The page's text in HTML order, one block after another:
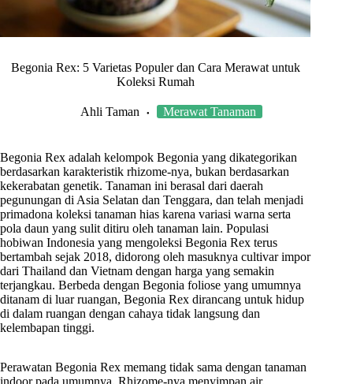
Begonia Rex: 5 Varietas Populer dan Cara Merawat untuk
Koleksi Rumah
Ahli Taman Merawat Tanaman
Begonia Rex adalah kelompok Begonia yang dikategorikan
berdasarkan karakteristik rhizome-nya, bukan berdasarkan
kekerabatan genetik. Tanaman ini berasal dari daerah
pegunungan di Asia Selatan dan Tenggara, dan telah menjadi
primadona koleksi tanaman hias karena variasi warna serta
pola daun yang sulit ditiru oleh tanaman lain. Populasi
hobiwan Indonesia yang mengoleksi Begonia Rex terus
bertambah sejak 2018, didorong oleh masuknya cultivar impor
dari Thailand dan Vietnam dengan harga yang semakin
terjangkau. Berbeda dengan Begonia foliose yang umumnya
ditanam di luar ruangan, Begonia Rex dirancang untuk hidup
di dalam ruangan dengan cahaya tidak langsung dan
kelembapan tinggi.
Perawatan Begonia Rex memang tidak sama dengan tanaman